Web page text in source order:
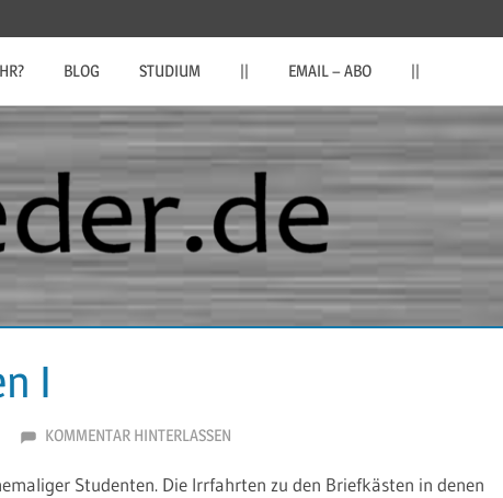
BLOG STUDIUM || EMAIL – ABO ||
I
KOMMENTAR HINTERLASSEN
Studenten. Die Irrfahrten zu den Briefkästen in denen